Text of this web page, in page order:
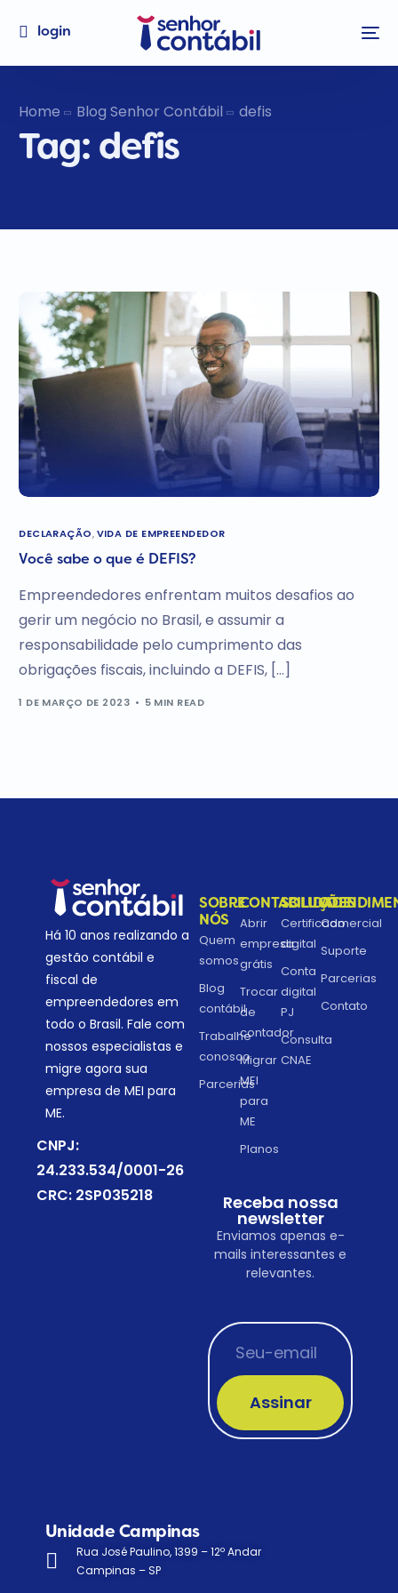
login
Home Blog Senhor Contábil defis
Tag: defis
DECLARAÇÃO,VIDA DE EMPREENDEDOR
Você sabe o que é DEFIS?
Empreendedores enfrentam muitos desafios ao
gerir um negócio no Brasil, e assumir a
responsabilidade pelo cumprimento das
obrigações fiscais, incluindo a DEFIS, […]
1 DE MARÇO DE 2023 5 MIN READ
Há 10 anos realizando a
gestão contábil e
fiscal de
empreendedores em
todo o Brasil. Fale com
nossos especialistas e
migre agora sua
empresa de MEI para
ME.
CNPJ:
24.233.534/0001-26
CRC: 2SP035218
SOBRE
NÓS
Quem
somos
Blog
contábil
Trabalhe
conosco
Parcerias
CONTABILIDADE
Abrir
empresa
grátis
Trocar
de
contador
Migrar
MEI
para
ME
Planos
SOLUÇÕES
Certificado
digital
Conta
digital
PJ
Consulta
CNAE
Comercial
Suporte
Parcerias
Contato
Receba nossa
newsletter
Enviamos apenas e-
mails interessantes e
relevantes.
Assinar
Unidade Campinas
Rua José Paulino, 1399 – 12º Andar
Campinas – SP